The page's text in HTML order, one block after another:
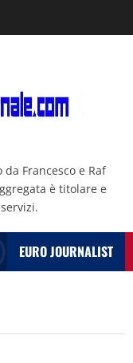
Francesco e Raf
è titolare e
EURO JOURNALIST